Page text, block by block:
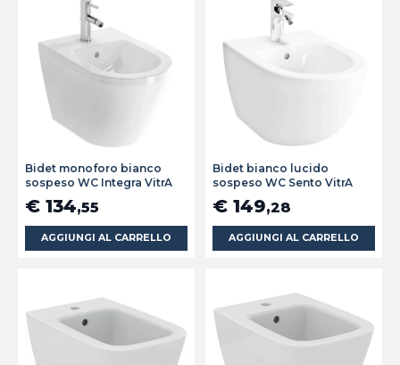
Bidet monoforo bianco
sospeso WC Integra VitrA
€ 134,55
AGGIUNGI AL CARRELLO
Bidet bianco lucido
sospeso WC Sento VitrA
€ 149,28
AGGIUNGI AL CARRELLO